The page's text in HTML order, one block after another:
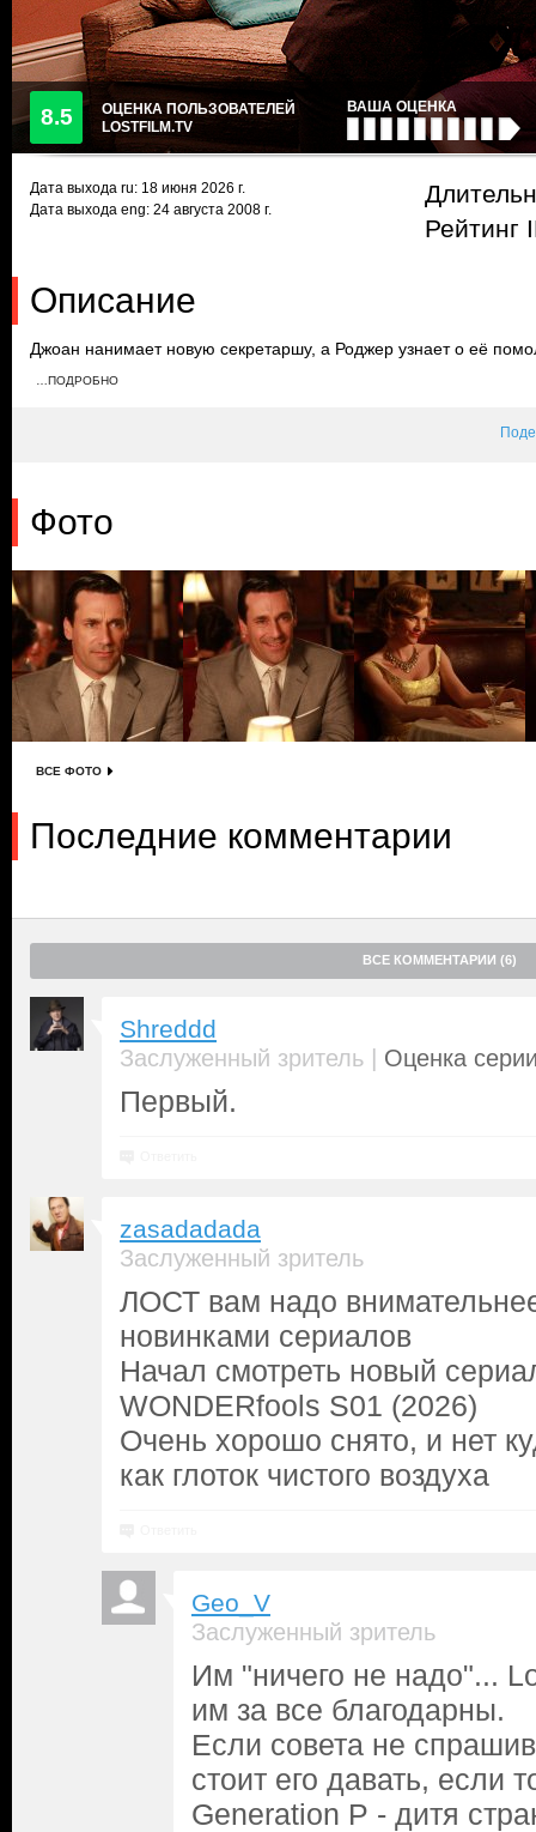
8.5
ОЦЕНКА ПОЛЬЗОВАТЕЛЕЙ
LOSTFILM.TV
ВАША ОЦЕНКА
Дата выхода ru: 18 июня 2026 г.
Дата выхода eng: 24 августа 2008 г.
Рейтинг
Описание
Джоан нанимает новую секретаршу, а Роджер узнает о её
специалистом, чтобы выяснить, почему Труди не может
…ПОДРОБНО
Фото
ВСЕ ФОТО
Последние комментарии
ВСЕ КОММЕНТАРИИ (6)
Shreddd
Заслуженный зритель | Оценка
Первый.
zasadadada
Заслуженный зритель
ЛОСТ вам надо
новинками сериалов
Начал смотреть новый
WONDERfools S01 (2026)
Очень хорошо снято, и нет
как глоток чистого воздуха
Geo_V
Заслуженный зритель
Им "ничего не надо"...
им за все благодарны.
Если совета не
стоит его давать, если
Generation P - дитя